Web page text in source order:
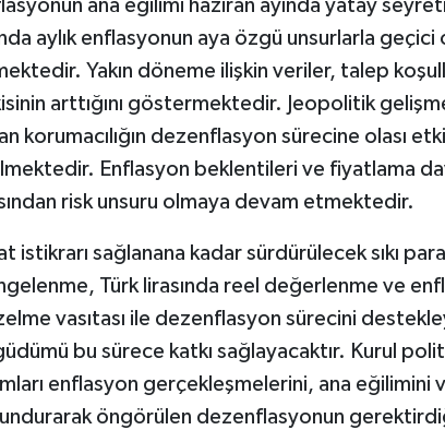
ana eğilimi haziran ayında yatay
aylık enflasyonun aya özgü unsurlarla
Yakın döneme ilişkin veriler, talep
arttığını göstermektedir. Jeopolitik
korumacılığın dezenflasyon sürecine olası
Enflasyon beklentileri ve fiyatlama
risk unsuru olmaya devam etmektedir.
istikrarı sağlanana kadar sürdürülecek sıkı
Türk lirasında reel değerlenme ve
vasıtası ile dezenflasyon sürecini
bu sürece katkı sağlayacaktır. Kurul
enflasyon gerçekleşmelerini, ana
öngörülen dezenflasyonun gerektirdiği